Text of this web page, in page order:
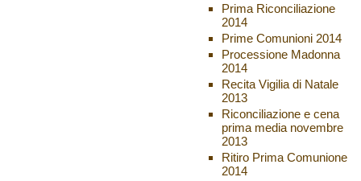
Prima Riconciliazione
2014
Prime Comunioni 2014
Processione Madonna
2014
Recita Vigilia di Natale
2013
Riconciliazione e cena
prima media novembre
2013
Ritiro Prima Comunione
2014